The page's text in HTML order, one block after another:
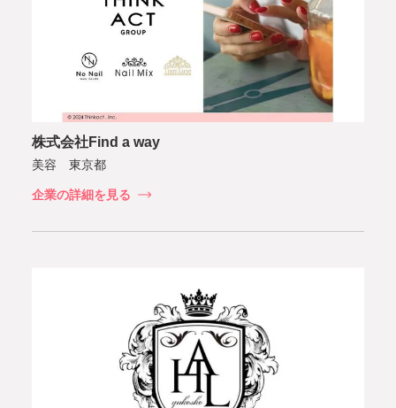
株式会社Find a way
美容 東京都
企業の詳細を見る